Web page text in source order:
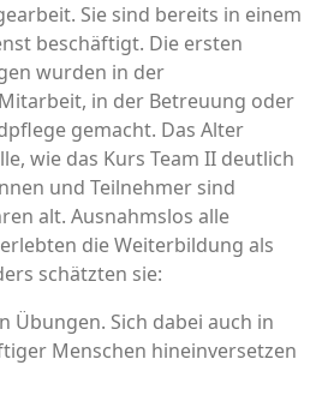
Sie sind bereits in einem
beschäftigt. Die ersten
wurden in der
in der Betreuung oder
gemacht. Das Alter
wie das Kurs Team II deutlich
und Teilnehmer sind
alt. Ausnahmslos alle
die Weiterbildung als
schätzten sie:
Übungen. Sich dabei auch in
Menschen hineinversetzen